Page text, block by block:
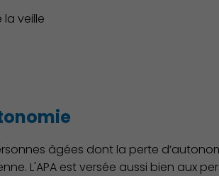
la veille
âgées dont la perte
L'APA est versée aussi bien aux